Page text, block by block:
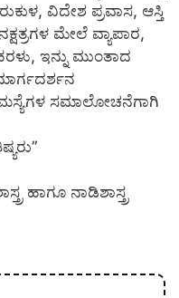
ವಿದೇಶ ಪ್ರವಾಸ, ಆಸ್ತಿ
ಮೇಲೆ ವ್ಯಾಪಾರ,
ಇನ್ನು ಮುಂತಾದ
ಸಮಾಲೋಚನೆಗಾಗಿ
ಹಾಗೂ ನಾಡಿಶಾಸ್ತ್ರ